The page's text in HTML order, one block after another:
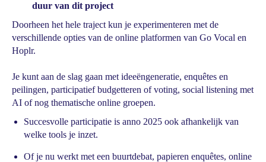
duur van dit project
Doorheen het hele traject kun je experimenteren met de
verschillende opties van de online platformen van Go Vocal en
Hoplr.
Je kunt aan de slag gaan met ideeëngeneratie, enquêtes en
peilingen, participatief budgetteren of voting, social listening met
AI of nog thematische online groepen.
Succesvolle participatie is anno 2025 ook afhankelijk van
welke tools je inzet.
Of je nu werkt met een buurtdebat, papieren enquêtes, online